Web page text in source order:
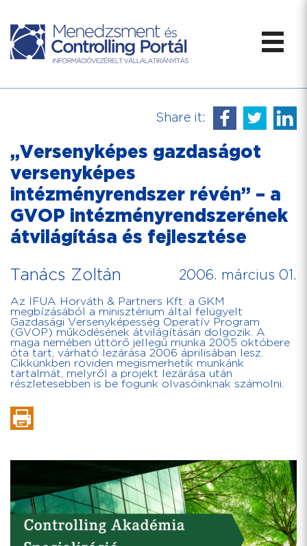
Share it:
„Versenyképes gazdaságot
versenyképes
intézményrendszer révén” – a
GVOP intézményrendszerének
átvilágítása és fejlesztése
Tanács Zoltán 2006. március 01.
Az IFUA Horváth & Partners Kft. a GKM
megbízásából a minisztérium által felügyelt
Gazdasági Versenyképesség Operatív Program
(GVOP) működésének átvilágításán dolgozik. A
maga nemében úttörő jellegű munka 2005 októbere
óta tart, várható lezárása 2006 áprilisában lesz.
Cikkünkben röviden megismerhetik munkánk
tartalmát, melyről a projekt lezárása után
részletesebben is be fogunk olvasóinknak számolni.